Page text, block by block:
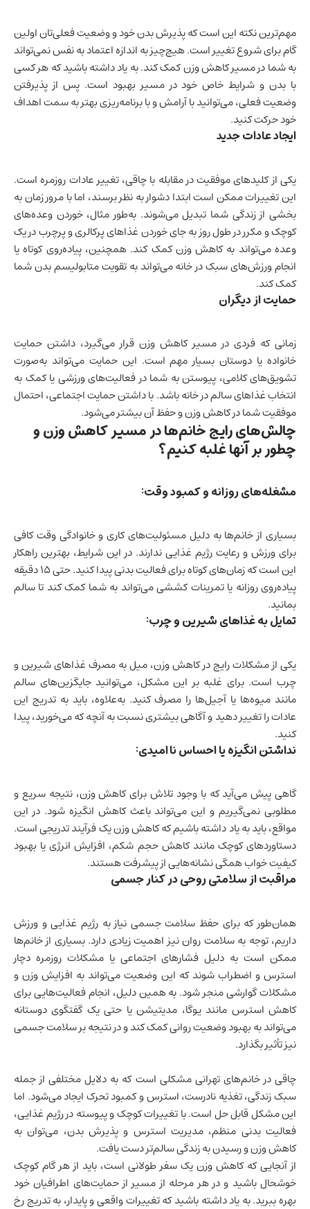
مهم‌ترین نکته این است که پذیرش بدن خود و وضعیت فعلی‌تان اولین
گام برای شروع تغییر است. هیچ‌چیز به اندازه اعتماد به نفس نمی‌تواند
به شما در مسیر کاهش وزن کمک کند. به یاد داشته باشید که هر کسی
با بدن و شرایط خاص خود در مسیر بهبود است. پس از پذیرفتن
وضعیت فعلی، می‌توانید با آرامش و با برنامه‌ریزی بهتر به سمت اهداف
خود حرکت کنید.
ایجاد عادات جدید
یکی از کلیدهای موفقیت در مقابله با چاقی، تغییر عادات روزمره است.
این تغییرات ممکن است ابتدا دشوار به نظر برسند، اما با مرور زمان به
بخشی از زندگی شما تبدیل می‌شوند. به‌طور مثال، خوردن وعده‌های
کوچک و مکرر در طول روز به جای خوردن غذاهای پرکالری و پرچرب در یک
وعده می‌تواند به کاهش وزن کمک کند. همچنین، پیاده‌روی کوتاه یا
انجام ورزش‌های سبک در خانه می‌تواند به تقویت متابولیسم بدن شما
کمک کند.
حمایت از دیگران
زمانی که فردی در مسیر کاهش وزن قرار می‌گیرد، داشتن حمایت
خانواده یا دوستان بسیار مهم است. این حمایت می‌تواند به‌صورت
تشویق‌های کلامی، پیوستن به شما در فعالیت‌های ورزشی یا کمک به
انتخاب غذاهای سالم در خانه باشد. با داشتن حمایت اجتماعی، احتمال
موفقیت شما در کاهش وزن و حفظ آن بیشتر می‌شود.
چالش‌های رایج خانم‌ها در مسیر کاهش وزن و
چطور بر آنها غلبه کنیم؟
مشغله‌های روزانه و کمبود وقت:
بسیاری از خانم‌ها به دلیل مسئولیت‌های کاری و خانوادگی وقت کافی
برای ورزش و رعایت رژیم غذایی ندارند. در این شرایط، بهترین راهکار
این است که زمان‌های کوتاه برای فعالیت بدنی پیدا کنید. حتی ۱۵ دقیقه
پیاده‌روی روزانه یا تمرینات کششی می‌تواند به شما کمک کند تا سالم
بمانید.
تمایل به غذاهای شیرین و چرب:
یکی از مشکلات رایج در کاهش وزن، میل به مصرف غذاهای شیرین و
چرب است. برای غلبه بر این مشکل، می‌توانید جایگزین‌های سالم
مانند میوه‌ها یا آجیل‌ها را مصرف کنید. به‌علاوه، باید به تدریج این
عادات را تغییر دهید و آگاهی بیشتری نسبت به آنچه که می‌خورید، پیدا
کنید.
نداشتن انگیزه یا احساس ناامیدی:
گاهی پیش می‌آید که با وجود تلاش برای کاهش وزن، نتیجه سریع و
مطلوبی نمی‌گیریم و این می‌تواند باعث کاهش انگیزه شود. در این
مواقع، باید به یاد داشته باشیم که کاهش وزن یک فرآیند تدریجی است.
دستاوردهای کوچک مانند کاهش حجم شکم، افزایش انرژی یا بهبود
کیفیت خواب همگی نشانه‌هایی از پیشرفت هستند.
مراقبت از سلامتی روحی در کنار جسمی
همان‌طور که برای حفظ سلامت جسمی نیاز به رژیم غذایی و ورزش
داریم، توجه به سلامت روان نیز اهمیت زیادی دارد. بسیاری از خانم‌ها
ممکن است به دلیل فشارهای اجتماعی یا مشکلات روزمره دچار
استرس و اضطراب شوند که این وضعیت می‌تواند به افزایش وزن و
مشکلات گوارشی منجر شود. به همین دلیل، انجام فعالیت‌هایی برای
کاهش استرس مانند یوگا، مدیتیشن یا حتی یک گفتگوی دوستانه
می‌تواند به بهبود وضعیت روانی کمک کند و در نتیجه بر سلامت جسمی
نیز تأثیر بگذارد.
چاقی در خانم‌های تهرانی مشکلی است که به دلایل مختلفی از جمله
سبک زندگی، تغذیه نادرست، استرس و کمبود تحرک ایجاد می‌شود. اما
این مشکل قابل حل است. با تغییرات کوچک و پیوسته در رژیم غذایی،
فعالیت بدنی منظم، مدیریت استرس و پذیرش بدن، می‌توان به
کاهش وزن و رسیدن به زندگی سالم‌تر دست یافت.
از آنجایی که کاهش وزن یک سفر طولانی است، باید از هر گام کوچک
خوشحال باشید و در هر مرحله از مسیر از حمایت‌های اطرافیان خود
بهره ببرید. به یاد داشته باشید که تغییرات واقعی و پایدار، به تدریج رخ